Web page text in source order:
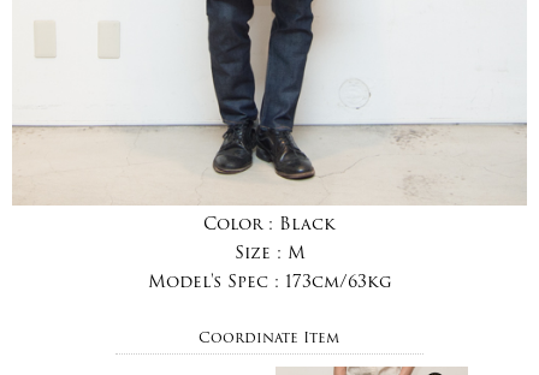
Color : Black
Size : M
Model's Spec : 173cm/63kg
Coordinate Item